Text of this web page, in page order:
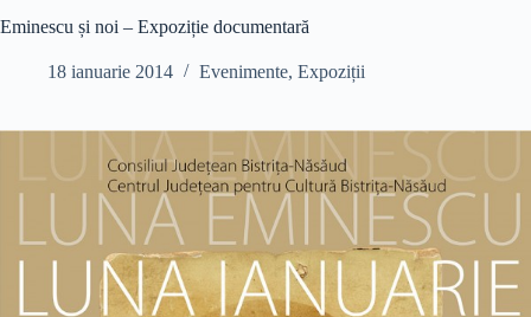
Eminescu și noi – Expoziție documentară
18 ianuarie 2014 Evenimente, Expoziții